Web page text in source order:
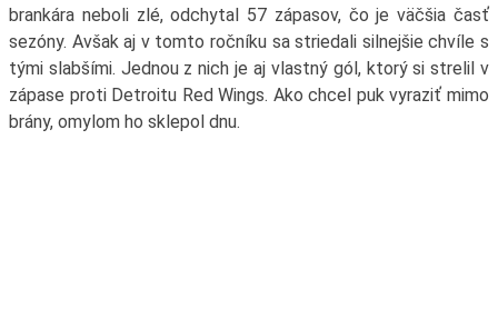
brankára neboli zlé, odchytal 57 zápasov, čo je väčšia časť
sezóny. Avšak aj v tomto ročníku sa striedali silnejšie chvíle s
tými slabšími. Jednou z nich je aj vlastný gól, ktorý si strelil v
zápase proti Detroitu Red Wings. Ako chcel puk vyraziť mimo
brány, omylom ho sklepol dnu.